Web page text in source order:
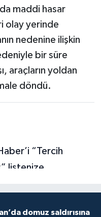
maddi hasar
olay yerinde
nedenine ilişkin
bir süre
araçların yoldan
döndü.
domuz saldırısına